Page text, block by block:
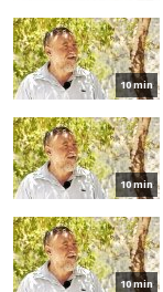
10 min
10 min
10 min